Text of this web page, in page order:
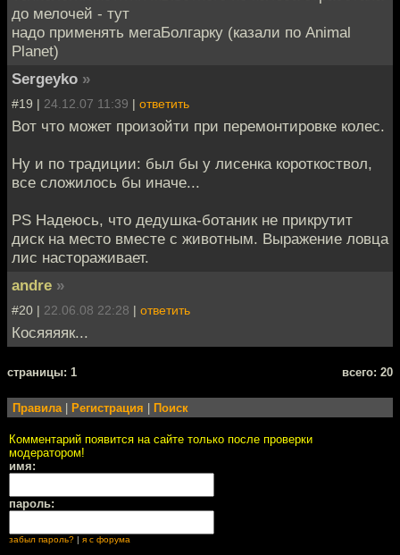
до мелочей - тут
надо применять мегаБолгарку (казали по Animal
Planet)
Sergeyko »
#19 | 24.12.07 11:39 | ответить
Вот что может произойти при перемонтировке колес.
Ну и по традиции: был бы у лисенка короткоствол,
все сложилось бы иначе...
PS Надеюсь, что дедушка-ботаник не прикрутит
диск на место вместе с животным. Выражение ловца
лис настораживает.
andre »
#20 | 22.06.08 22:28 | ответить
Косяяяяк...
cтраницы: 1 всего: 20
Правила| Регистрация Поиск
Комментарий появится на сайте только после проверки
модератором!
имя:
пароль:
забыл пароль? | я с форума